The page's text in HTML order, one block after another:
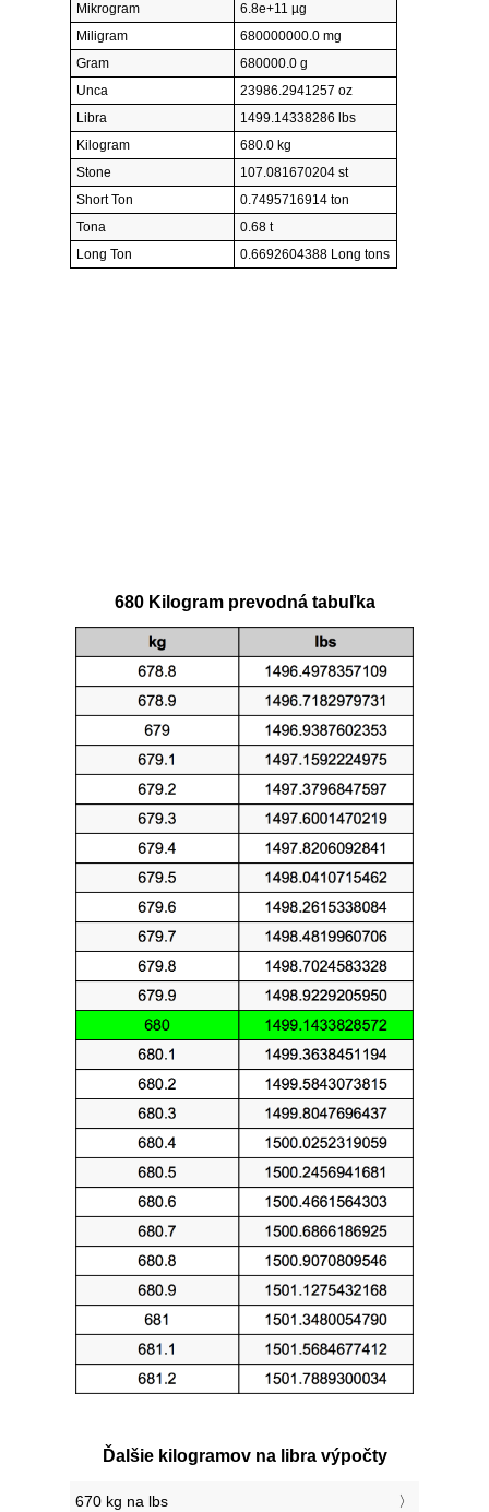
Mikrogram
6.8e+11 µg
Miligram
680000000.0 mg
Gram
680000.0 g
Unca
23986.2941257 oz
Libra
1499.14338286 lbs
Kilogram
680.0 kg
Stone
107.081670204 st
Short Ton
0.7495716914 ton
Tona
0.68 t
Long Ton
0.6692604388 Long tons
680 Kilogram prevodná tabuľka
Ďalšie kilogramov na libra výpočty
670 kg na lbs